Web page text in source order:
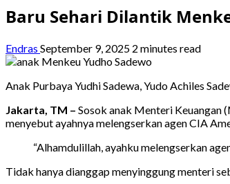
Baru Sehari Dilantik
Endras September 9, 2025 2 minutes read
Anak Purbaya Yudhi Sadewa, Yudo Achiles
Jakarta, TM – Sosok anak Menteri Keuangan
menyebut ayahnya melengserkan agen CIA
“Alhamdulillah, ayahku melengserkan
Tidak hanya dianggap menyinggung menteri